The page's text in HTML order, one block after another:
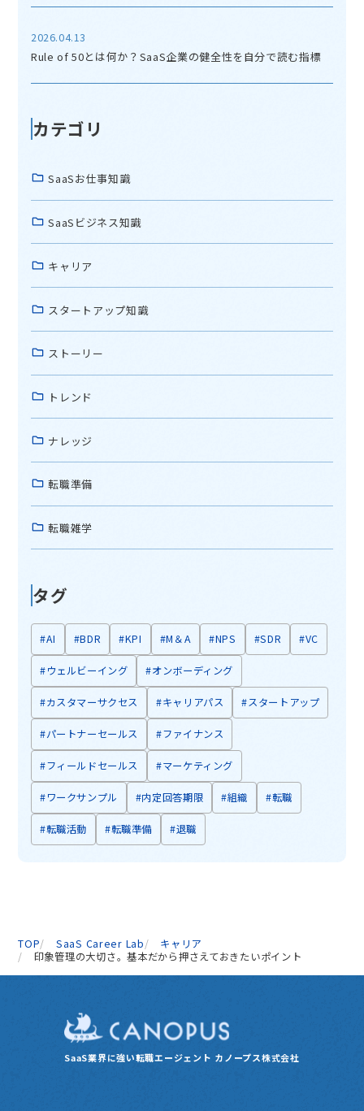
2026.04.13
Rule of 50とは何か？SaaS企業の健全性を自分で読む指標
カテゴリ
SaaSお仕事知識
SaaSビジネス知識
キャリア
スタートアップ知識
ストーリー
トレンド
ナレッジ
転職準備
転職雑学
タグ
#AI #BDR #KPI #M＆A #NPS #SDR #VC
#ウェルビーイング #オンボーディング
#カスタマーサクセス #キャリアパス #スタートアップ
#パートナーセールス #ファイナンス
#フィールドセールス #マーケティング
#ワークサンプル #内定回答期限 #組織 #転職
#転職活動 #転職準備 #退職
TOP SaaS Career Lab
キャリア
印象管理の大切さ。基本だから押さえておきたいポイント
SaaS業界に強い転職エージェント カノープス株式会社